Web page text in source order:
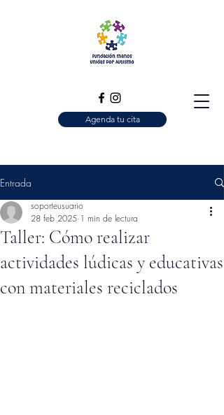
Agenda tu cita
Entrada
Taller: Cómo realizar
actividades lúdicas y educativas
con materiales reciclados
soporteusuario
28 feb 2025 1 min de lectura